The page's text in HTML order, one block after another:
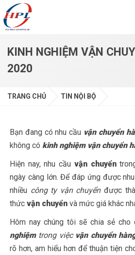
Skip to main content
KINH NGHIỆM VẬN
2020
TRANG CHỦ TIN NỘI BỘ
Bạn đang có nhu cầu vận chuyển
không có kinh nghiệm vận chuyển
Hiện nay, nhu cầu vận chuyển
ngày càng lớn. Để đáp ứng được
nhiều công ty vận chuyểnđược
thức vận chuyển và mức giá khác
Hôm nay chúng tôi sẽ chia sẻ cho
nghiệmtrong việc vận chuyển
rõ hơn, am hiểu hơn để thuận tiện